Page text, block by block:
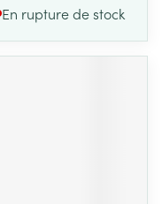
En rupture de stock